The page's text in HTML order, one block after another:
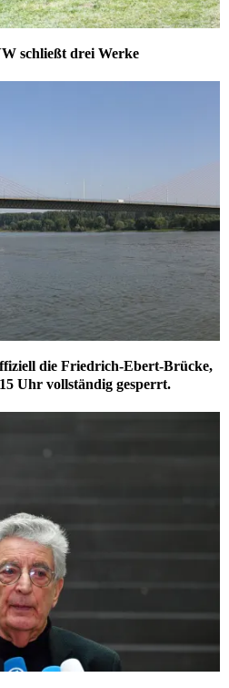
schließt drei Werke
die Friedrich-Ebert-Brücke,
Uhr vollständig gesperrt.